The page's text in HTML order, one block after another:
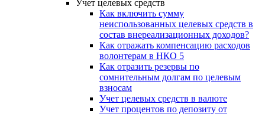
Учет целевых средств
Как включить сумму
неиспользованных целевых средств в
состав внереализационных доходов?
Как отражать компенсацию расходов
волонтерам в НКО 5
Как отразить резервы по
сомнительным долгам по целевым
взносам
Учет целевых средств в валюте
Учет процентов по депозиту от